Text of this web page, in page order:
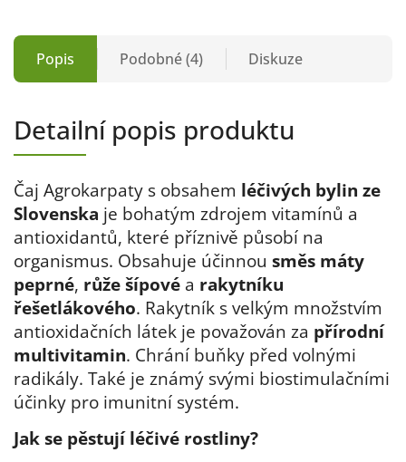
Popis Podobné (4) Diskuze
Detailní popis produktu
Čaj Agrokarpaty s obsahem léčivých bylin ze
Slovenska je bohatým zdrojem vitamínů a
antioxidantů, které příznivě působí na
organismus. Obsahuje účinnou směs máty
peprné, růže šípové a rakytníku
řešetlákového. Rakytník s velkým množstvím
antioxidačních látek je považován za přírodní
multivitamin. Chrání buňky před volnými
radikály. Také je známý svými biostimulačními
účinky pro imunitní systém.
Jak se pěstují léčivé rostliny?